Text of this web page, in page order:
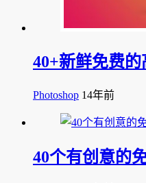
40+新鲜免费
Photoshop 14年前
40个有创意的